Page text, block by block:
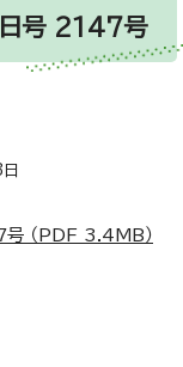
号 2147号
（PDF 3.4MB）